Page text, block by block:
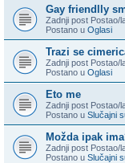
Gay friendlly
Zadnji post Postao/
Postano u Oglasi
Trazi se
Zadnji post Postao/
Postano u Oglasi
Eto me
Zadnji post Postao/
Postano u Slučajni
Možda ipak
Zadnji post Postao/
Postano u Slučajni